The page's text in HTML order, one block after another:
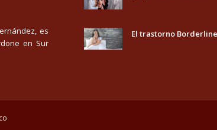
es
en Sur
El trastorno